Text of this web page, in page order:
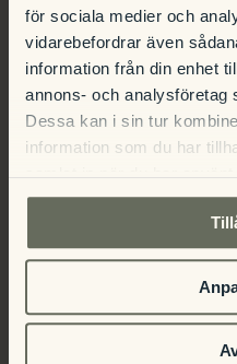
för sociala medier och
vidarebefordrar även
information från din enhet
annons- och analysföretag
Dessa kan i sin tur
information som du har
samlat in när du har
Detaljer
15 juli
10:00 - 15:00